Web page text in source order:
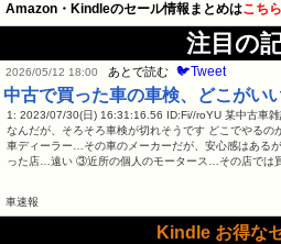
Amazon・Kindleのセール情報まとめはこちら
注目の
2026/05/12 18:00 あとで読む 🐦Tweet
中古で買った車の車検、どこがい
1: 2023/07/30(日) 16:31:16.56 ID:Fi//roYU 某中古車
なんだが、そろそろ車検が切れそうです どこでやる
車ディーラー…その車のメーカーだが、安心感はある
った店…遠い ③近所の個人のモータース…その店では
車速報
Kindle お得な